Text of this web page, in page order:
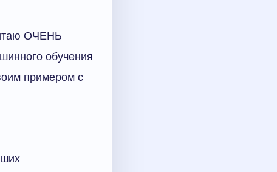
ОЧЕНЬ
обучения
примером с